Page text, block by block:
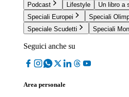
Podcast
Lifestyle
Un libro a
Speciali Europei
Speciali
Speciale Scudetti
Speciali
Seguici anche su
Area personale